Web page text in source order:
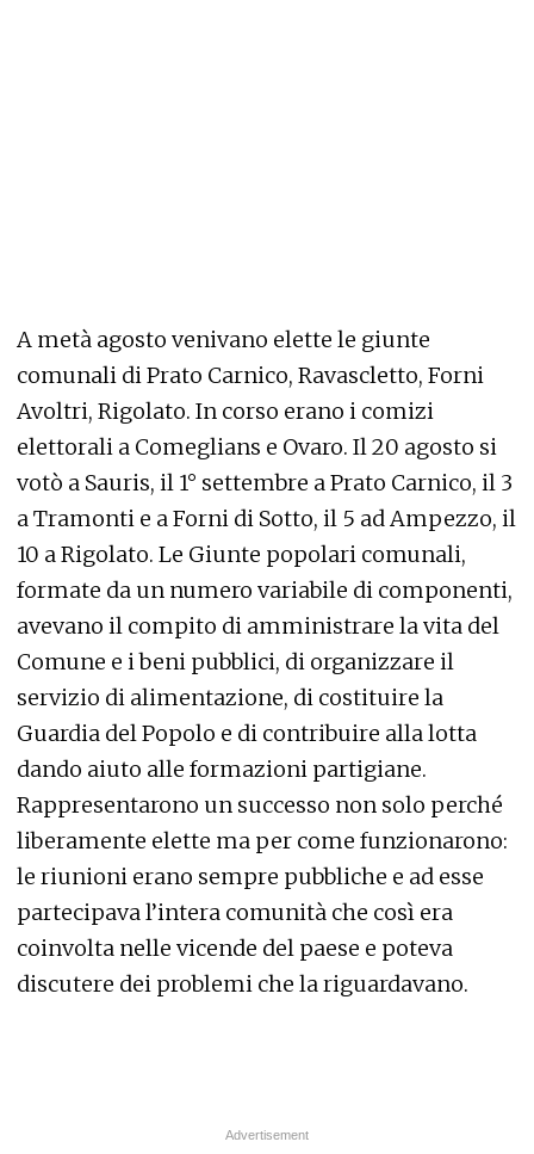
A metà agosto venivano elette le giunte
comunali di Prato Carnico, Ravascletto, Forni
Avoltri, Rigolato. In corso erano i comizi
elettorali a Comeglians e Ovaro. Il 20 agosto si
votò a Sauris, il 1° settembre a Prato Carnico, il 3
a Tramonti e a Forni di Sotto, il 5 ad Ampezzo, il
10 a Rigolato. Le Giunte popolari comunali,
formate da un numero variabile di componenti,
avevano il compito di amministrare la vita del
Comune e i beni pubblici, di organizzare il
servizio di alimentazione, di costituire la
Guardia del Popolo e di contribuire alla lotta
dando aiuto alle formazioni partigiane.
Rappresentarono un successo non solo perché
liberamente elette ma per come funzionarono:
le riunioni erano sempre pubbliche e ad esse
partecipava l’intera comunità che così era
coinvolta nelle vicende del paese e poteva
discutere dei problemi che la riguardavano.